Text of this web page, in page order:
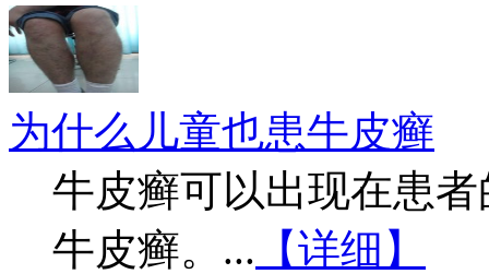
为什么儿童也患牛皮癣
牛皮癣可以出现在患
牛皮癣。... 【详细】